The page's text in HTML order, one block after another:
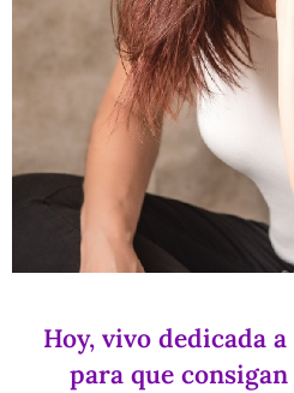
Hoy, vivo dedicada
para que